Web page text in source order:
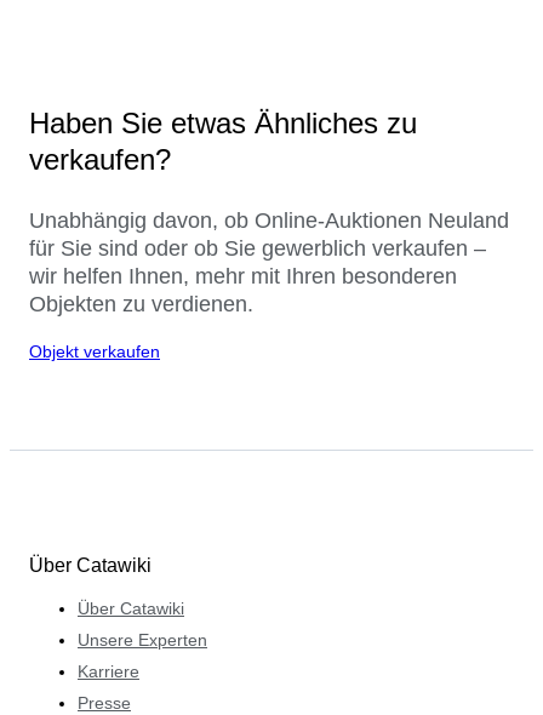
Haben Sie etwas Ähnliches zu
verkaufen?
Unabhängig davon, ob Online-Auktionen Neuland
für Sie sind oder ob Sie gewerblich verkaufen –
wir helfen Ihnen, mehr mit Ihren besonderen
Objekten zu verdienen.
Objekt verkaufen
Über Catawiki
Über Catawiki
Unsere Experten
Karriere
Presse